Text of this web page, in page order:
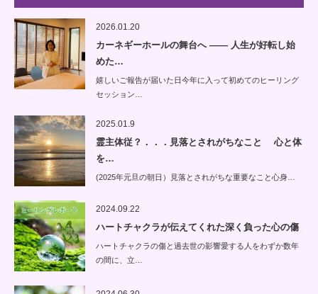
2026.01.20
カーネギーホールの舞台へ —— 人生が好転し始
めた…
嬉しいご報告が届いた日今年に入って初めてのヒーリング
セッション…
2025.01.9
霊主体従？．．．見落とされがちなこと 心と体
を…
(2025年元旦の朝日）見落とされがちな重要なこと心身…
2024.09.22
ハートチャクラが伝えてくれた深く負った心の傷
ハートチャクラの傷と過去世の影響愛する人をわずか数年
の間に、立…